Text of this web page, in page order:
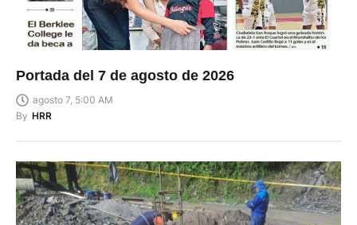
Portada del 7 de agosto de 2026
agosto 7, 5:00 AM
By HRR